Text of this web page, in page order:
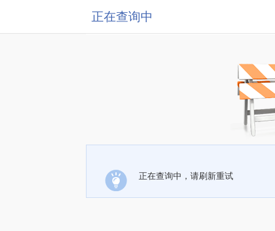
正在查询中
正在查询中，请刷新重试